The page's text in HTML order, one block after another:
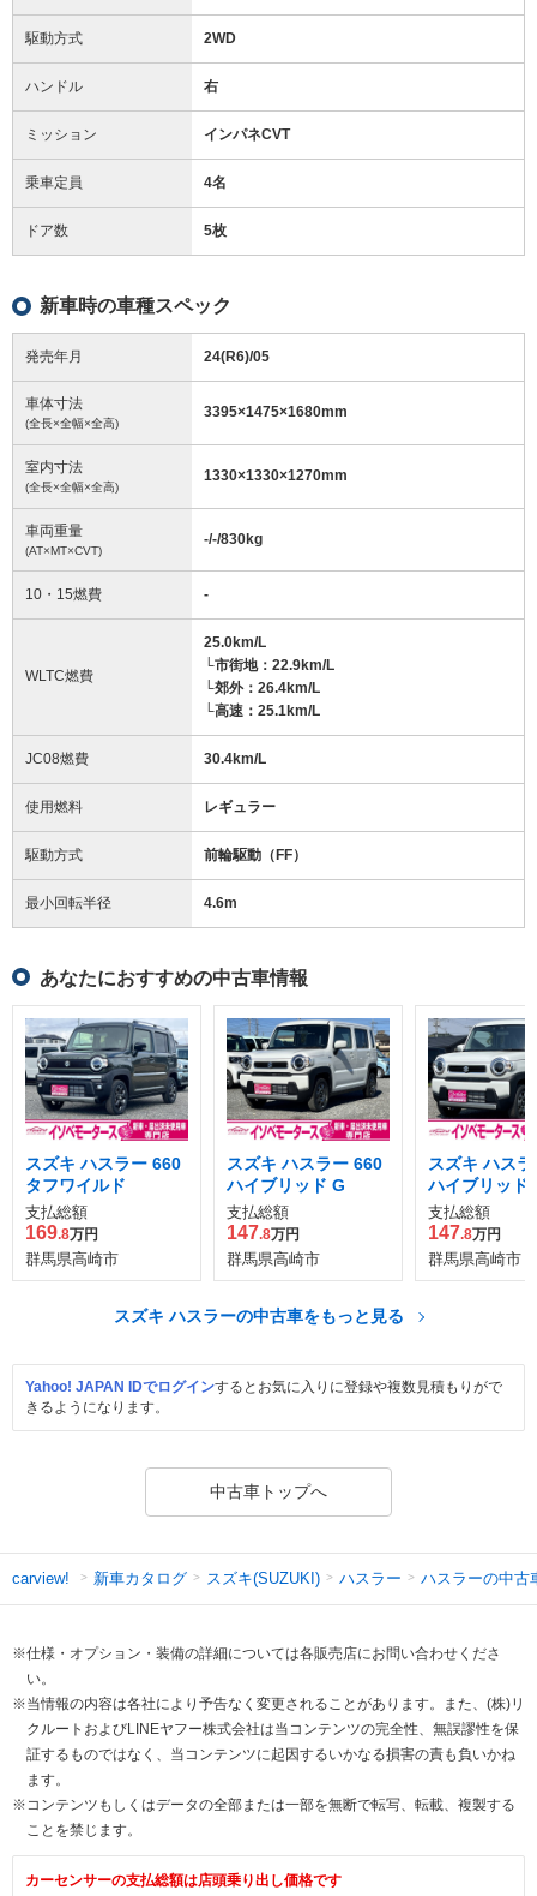
駆動方式 2WD
ハンドル 右
ミッション インパネCVT
乗車定員 4名
ドア数 5枚
新車時の車種スペック
発売年月 24(R6)/05
車体寸法
(全長×全幅×全高)
3395×1475×1680mm
室内寸法
(全長×全幅×全高)
1330×1330×1270mm
車両重量
(AT×MT×CVT)
-/-/830kg
10・15燃費 -
WLTC燃費
25.0km/L
└市街地：22.9km/L
└郊外：26.4km/L
└高速：25.1km/L
JC08燃費 30.4km/L
使用燃料 レギュラー
駆動方式 前輪駆動（FF）
最小回転半径 4.6m
あなたにおすすめの中古車情報
スズキ ハスラー 660
タフワイルド
支払総額
169.8万円
群馬県高崎市
スズキ ハスラー 660
ハイブリッド G
支払総額
147.8万円
群馬県高崎市
スズキ ハス
ハイブリッド
支払総額
147.8万円
群馬県高崎市
スズキ ハスラーの中古車をもっと見る
Yahoo! JAPAN IDでログインするとお気に入りに登録や複数見積もりがで
きるようになります。
中古車トップへ
carview! 新車カタログ スズキ(SUZUKI) ハスラー ハスラーの中古
※仕様・オプション・装備の詳細については各販売店にお問い合わせくださ
い。
※当情報の内容は各社により予告なく変更されることがあります。また、(株)リ
クルートおよびLINEヤフー株式会社は当コンテンツの完全性、無誤謬性を保
証するものではなく、当コンテンツに起因するいかなる損害の責も負いかね
ます。
※コンテンツもしくはデータの全部または一部を無断で転写、転載、複製する
ことを禁じます。
カーセンサーの支払総額は店頭乗り出し価格です